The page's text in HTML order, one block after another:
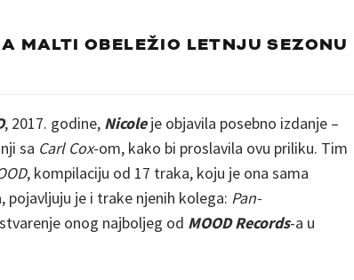
MALTI OBELEŽIO LETNJU SEZONU
, 2017. godine, Nicole je objavila posebno izdanje –
sa Carl Cox-om, kako bi proslavila ovu priliku. Tim
, kompilaciju od 17 traka, koju je ona sama
pojavljuju je i trake njenih kolega: Pan-
onog najboljeg od MOOD Records-a u